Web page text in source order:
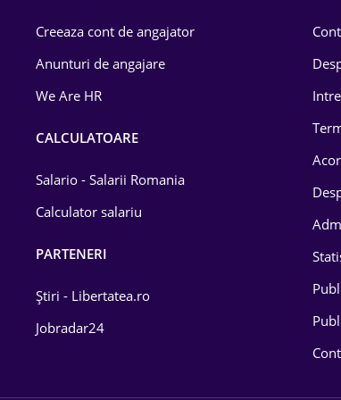
Creeaza cont de angajator
Anunturi de angajare
We Are HR
CALCULATOARE
Salario - Salarii Romania
Calculator salariu
PARTENERI
Știri - Libertatea.ro
Jobradar24